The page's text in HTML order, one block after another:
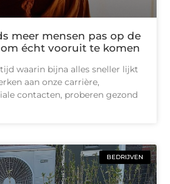
meer mensen pas op de
écht vooruit te komen
waarin bijna alles sneller lijkt
aan onze carrière,
contacten, proberen gezond
BEDRIJVEN